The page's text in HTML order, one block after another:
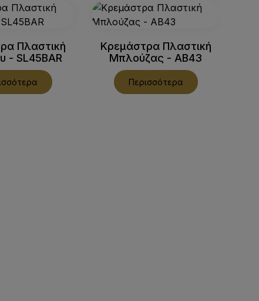
Πλαστική
- SL45BAR
Κρεμάστρα Πλαστική
Μπλούζας - AB43
Περισσότερα